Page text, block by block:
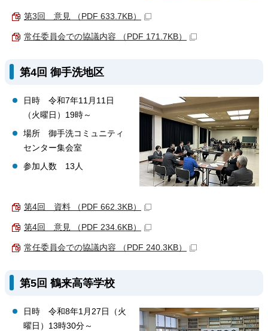
第3回 意見 （PDF 633.7KB）
常任委員会での協議内容 （PDF 171.7KB）
第4回 御手洗地区
日時 令和7年11月11日
（火曜日）19時～
場所 御手洗コミュニティ
センター集会室
参加人数 13人
第4回 資料 （PDF 662.3KB）
第4回 意見 （PDF 234.6KB）
常任委員会での協議内容 （PDF 240.3KB）
第5回 鶴来高等学校
日時 令和8年1月27日（火
曜日）13時30分～